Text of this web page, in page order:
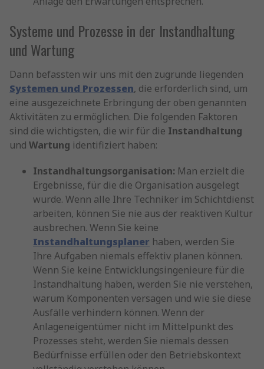
Systeme und Prozesse in der Instandhaltung
und Wartung
Dann befassten wir uns mit den zugrunde liegenden
Systemen und Prozessen, die erforderlich sind, um
eine ausgezeichnete Erbringung der oben genannten
Aktivitäten zu ermöglichen. Die folgenden Faktoren
sind die wichtigsten, die wir für die Instandhaltung
und Wartung identifiziert haben:
Instandhaltungsorganisation: Man erzielt die
Ergebnisse, für die die Organisation ausgelegt
wurde. Wenn alle Ihre Techniker im Schichtdienst
arbeiten, können Sie nie aus der reaktiven Kultur
ausbrechen. Wenn Sie keine
Instandhaltungsplaner haben, werden Sie
Ihre Aufgaben niemals effektiv planen können.
Wenn Sie keine Entwicklungsingenieure für die
Instandhaltung haben, werden Sie nie verstehen,
warum Komponenten versagen und wie sie diese
Ausfälle verhindern können. Wenn der
Anlageneigentümer nicht im Mittelpunkt des
Prozesses steht, werden Sie niemals dessen
Bedürfnisse erfüllen oder den Betriebskontext